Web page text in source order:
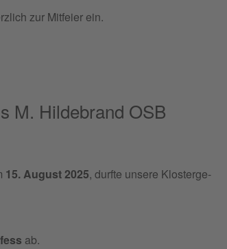
zur Mit­feier ein.
M. Hildebrand OSB
15. Augu­st 2025, durf­te unse­re Klo­ster­ge­
ab.